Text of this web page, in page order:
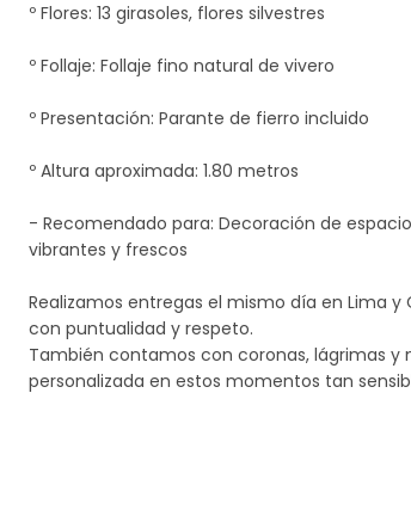
º Flores: 13 girasoles, flores silvestres
º Follaje: Follaje fino natural de vivero
º Presentación: Parante de fierro incluido
º Altura aproximada: 1.80 metros
- Recomendado para: Decoración de
vibrantes y frescos
Realizamos entregas el mismo día en Lima
con puntualidad y respeto.
También contamos con coronas, lágrimas
personalizada en estos momentos tan